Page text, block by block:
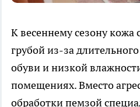
К весеннему сезону кожа
грубой из-за
обуви и низкой
помещениях. Вместо
обработки пемзой